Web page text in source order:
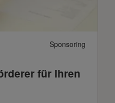
Sponsoring
für Ihren